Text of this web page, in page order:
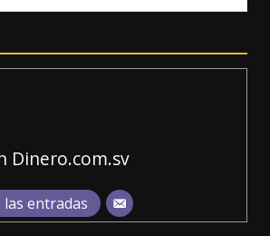
Dinero.com.sv
entradas